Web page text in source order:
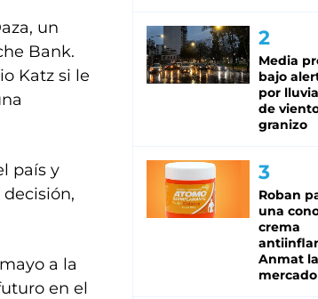
un
Bank.
Katz si le
país y
a la
en el
Media
bajo
por
de
granizo
Roban
una
crema
Anmat
mercado